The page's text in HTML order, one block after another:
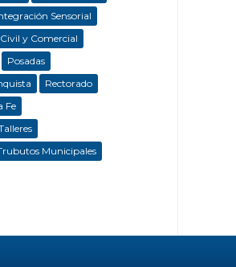
Sensorial
y Comercial
Posadas
Rectorado
Fe
Municipales